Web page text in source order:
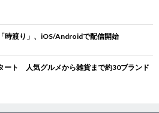
時渡り」、iOS/Androidで配信開始
ート 人気グルメから雑貨まで約30ブランド